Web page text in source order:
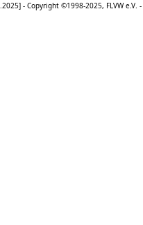
- Copyright ©1998-2025, FLVW e.V. -